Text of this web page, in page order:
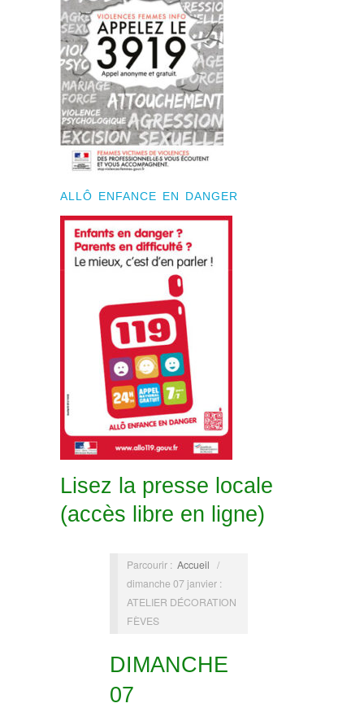
ALLÔ ENFANCE EN DANGER
Lisez la presse locale
(accès libre en ligne)
Parcourir : Accueil /
dimanche 07 janvier :
ATELIER DÉCORATION
FÈVES
DIMANCHE
07